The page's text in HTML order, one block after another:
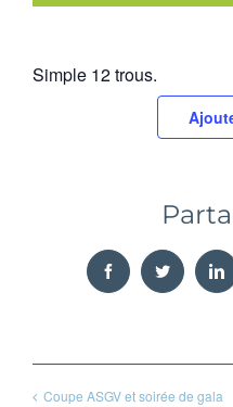
Simple 12 trous.
FacebookTwitter
Coupe ASGV et soirée de gala